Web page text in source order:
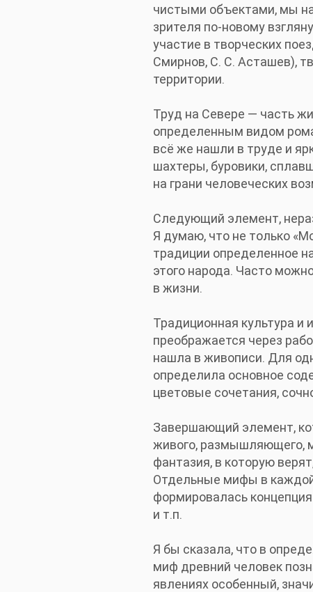
чистыми объектами, мы
зрителя по-новому
участие в творческих
Смирнов, С. С. Асташев),
территории.
Труд на Севере — часть
определенным видом
всё же нашли в труде и
шахтеры, буровики,
на грани человеческих
Следующий элемент,
Я думаю, что не только
традиции определенное
этого народа. Часто
в жизни.
Традиционная культура и
преображается через
нашла в живописи. Для
определила основное
цветовые сочетания,
Завершающий элемент,
живого, размышляющего,
фантазия, в которую
Отдельные мифы в
формировалась
и т.п.
Я бы сказала, что в
миф древний человек
явлениях особенный,